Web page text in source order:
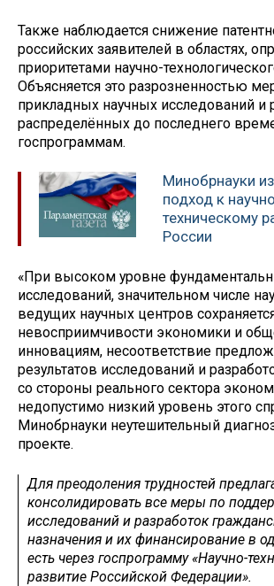
Также наблюдается снижение
российских заявителей в областях,
приоритетами научно-
Объясняется это разрозненностью
прикладных научных исследований и
распределённых до последнего
госпрограммам.
Минобрнауки
подход к
техническому
России
«При высоком уровне
исследований, значительном числе
ведущих научных центров
невосприимчивости экономики и
инновациям, несоответствие
результатов исследований и
со стороны реального сектора
недопустимо низкий уровень этого
Минобрнауки неутешительный
проекте.
Для преодоления трудностей
консолидировать все меры по
исследований и разработок
назначения и их финансирование в
есть через госпрограмму «Научно-
развитие Российской Федерации».